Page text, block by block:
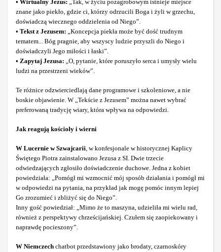
• Wirtualny Jezus: „Tak, w życiu pozagrobowym istnieje miejsce
znane jako piekło, gdzie ci, którzy odrzucili Boga i żyli w grzechu,
doświadczą wiecznego oddzielenia od Niego”.
• Tekst z Jezusem: „Koncepcja piekła może być dość trudnym
tematem... Bóg pragnie, aby wszyscy ludzie przyszli do Niego i
doświadczyli Jego miłości i łaski”.
• Zapytaj Jezusa: „O, pytanie, które poruszyło serca i umysły wielu
ludzi na przestrzeni wieków”.
Te różnice odzwierciedlają dane programowe i szkoleniowe, a nie
boskie objawienie. W „Tekście z Jezusem” można nawet wybrać
preferowaną tradycję wiary, która wpływa na odpowiedzi.
Jak reagują kościoły i wierni
W Lucernie w Szwajcarii, w konfesjonale w historycznej Kaplicy
Świętego Piotra zainstalowano Jezusa z SI. Dwie trzecie
odwiedzających zgłosiło doświadczenie duchowe. Jedna z kobiet
powiedziała: „Pomógł mi wzmocnić mój sposób działania i pomógł mi
w odpowiedzi na pytania, na przykład jak mogę pomóc innym lepiej
Go zrozumieć i zbliżyć się do Niego”.
Inny gość powiedział: „Mimo że to maszyna, udzieliła mi wielu rad,
również z perspektywy chrześcijańskiej. Czułem się zaopiekowany i
naprawdę pocieszony”.
W Niemczech chatbot przedstawiony jako brodaty, czarnoskóry